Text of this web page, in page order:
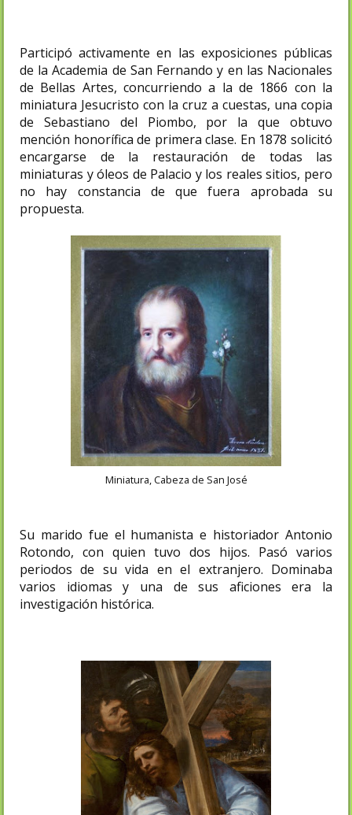
Participó activamente en las exposiciones públicas
de la Academia de San Fernando y en las Nacionales
de Bellas Artes, concurriendo a la de 1866 con la
miniatura Jesucristo con la cruz a cuestas, una copia
de Sebastiano del Piombo, por la que obtuvo
mención honorífica de primera clase. En 1878 solicitó
encargarse de la restauración de todas las
miniaturas y óleos de Palacio y los ­reales sitios, pero
no hay constancia de que fuera aprobada su
propuesta.
Miniatura, Cabeza de San José
Su marido fue el humanista e historiador Antonio
Rotondo, con quien tuvo dos hijos. Pasó varios
periodos de su vida en el extranjero.​ Dominaba
varios idiomas y una de sus aficiones era la
investigación histórica.